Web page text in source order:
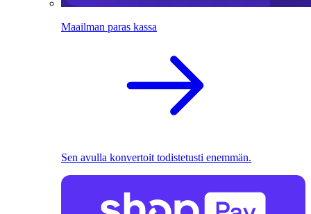
Maailman paras kassa
Sen avulla konvertoit todistetusti enemmän.